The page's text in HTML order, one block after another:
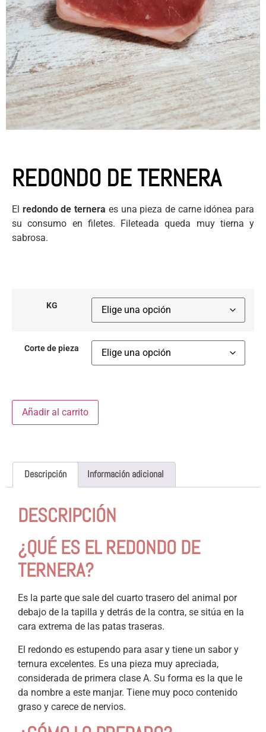
REDONDO DE TERNERA
El redondo de ternera es una pieza de carne idónea para
su consumo en filetes. Fileteada queda muy tierna y
sabrosa.
KG
Corte de pieza
Añadir al carrito
Descripción Información adicional
DESCRIPCIÓN
¿QUÉ ES EL REDONDO DE
TERNERA?
Es la parte que sale del cuarto trasero del animal por
debajo de la tapilla y detrás de la contra, se sitúa en la
cara extrema de las patas traseras.
El redondo es estupendo para asar y tiene un sabor y
ternura excelentes. Es una pieza muy apreciada,
considerada de primera clase A. Su forma es la que le
da nombre a este manjar. Tiene muy poco contenido
graso y carece de nervios.